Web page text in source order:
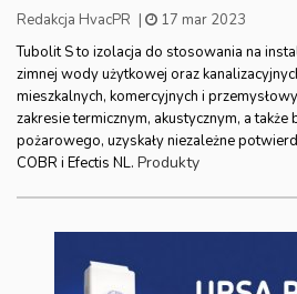
Redakcja HvacPR |
17 mar 2023
Tubolit S to izolacja do stosowania na
zimnej wody użytkowej oraz
mieszkalnych, komercyjnych i
zakresie termicznym, akustycznym, a także
pożarowego, uzyskały niezależne
COBR i Efectis NL. Produkty